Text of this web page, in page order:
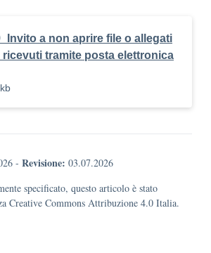
a non aprire file o allegati
tramite posta elettronica
- Revisione: 03.07.2026
specificato, questo articolo è stato
Creative Commons Attribuzione 4.0 Italia.